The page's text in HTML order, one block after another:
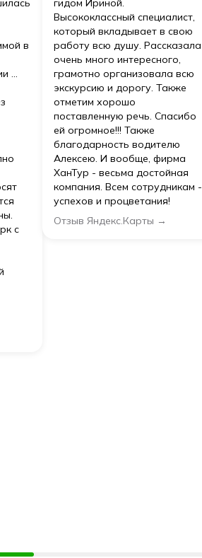
в
...
с
гидом Ириной.
Высококлассный специалист,
который вкладывает в свою
работу всю душу. Рассказала
очень много интересного,
грамотно организовала всю
экскурсию и дорогу. Также
отметим хорошо
поставленную речь. Спасибо
ей огромное!!! Также
благодарность водителю
Алексею. И вообще, фирма
ХанТур - весьма достойная
компания. Всем сотрудникам -
успехов и процветания!
Отзыв Яндекс.Карты →